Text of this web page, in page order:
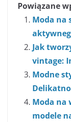
Powiązane
Moda na
Jak
vintage:
Modne
Moda na
modele